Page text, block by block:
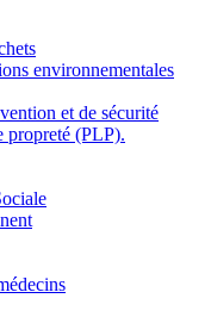
environnementales
et de sécurité
propreté (PLP).